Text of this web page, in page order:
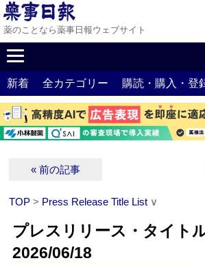
薬のことなら薬事日報ウェブサイト
新着 全カテゴリー 購読・購入・登
« 前の記事
TOP > Press Release Title List ∨
プレスリリース・タイト
2026/06/18